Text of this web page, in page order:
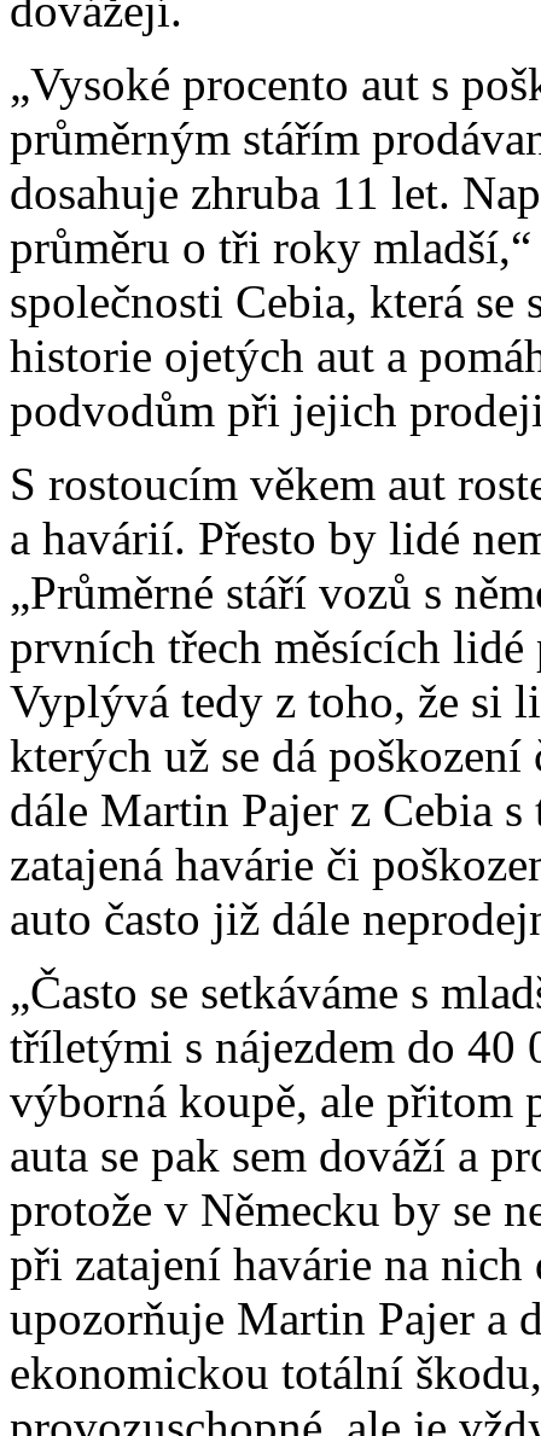
„Vysoké procento aut s
průměrným stářím
dosahuje zhruba 11 let.
průměru o tři roky
společnosti Cebia, která
historie ojetých aut a
podvodům při jejich
S rostoucím věkem aut
a havárií. Přesto by lidé
„Průměrné stáří vozů s
prvních třech měsících
Vyplývá tedy z toho, že si
kterých už se dá
dále Martin Pajer z Cebia
zatajená havárie či
auto často již dále
„Často se setkáváme s
tříletými s nájezdem do 40
výborná koupě, ale přitom
auta se pak sem dováží a
protože v Německu by se
při zatajení havárie na
upozorňuje Martin Pajer a
ekonomickou totální